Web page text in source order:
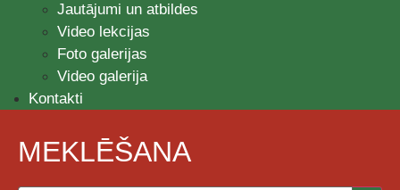
Jautājumi un atbildes
Video lekcijas
Foto galerijas
Video galerija
Kontakti
MEKLĒŠANA